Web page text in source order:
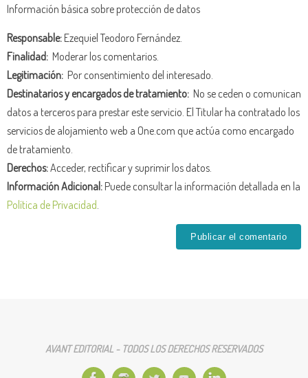
Información básica sobre protección de datos
Responsable:Ezequiel Teodoro Fernández.
Finalidad: Moderar los comentarios.
Legitimación: Por consentimiento del interesado.
Destinatarios y encargados de tratamiento: No se ceden o comunican
datos a terceros para prestar este servicio. El Titular ha contratado los
servicios de alojamiento web a One.com que actúa como encargado
de tratamiento.
Derechos:Acceder, rectificar y suprimir los datos.
Información Adicional:Puede consultar la información detallada en la
Política de Privacidad
AVANT EDITORIAL - TODOS LOS DERECHOS RESERVADOS